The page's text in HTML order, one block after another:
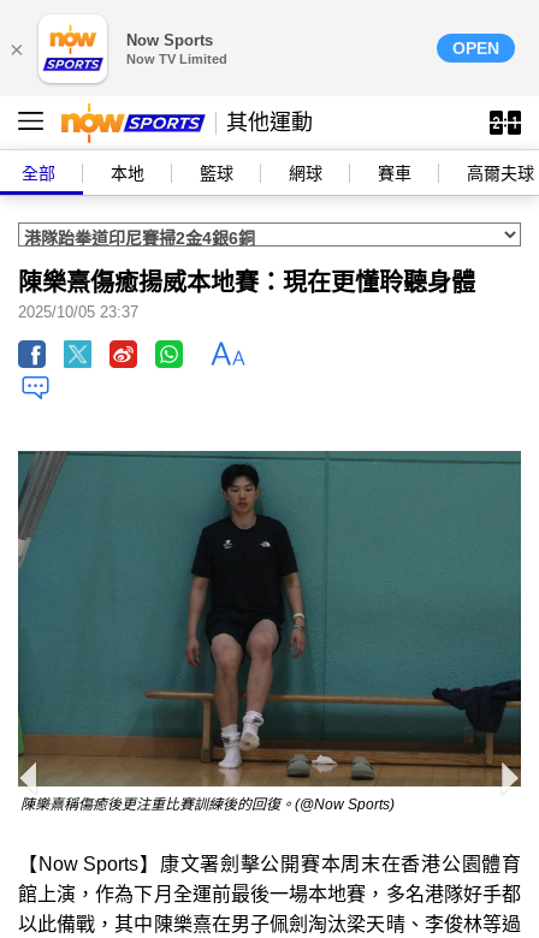
× Now Sports
Now TV Limited
OPEN
其他運動
全部 本地 籃球 網球 賽車 高爾夫球
陳樂熹傷癒揚威本地賽：現在更懂聆聽身體
2025/10/05 23:37
陳樂熹稱傷癒後更注重比賽訓練後的回復。(@Now Sports)
【Now Sports】康文署劍擊公開賽本周末在香港公園體育
館上演，作為下月全運前最後一場本地賽，多名港隊好手都
以此備戰，其中陳樂熹在男子佩劍淘汰梁天晴、李俊林等過